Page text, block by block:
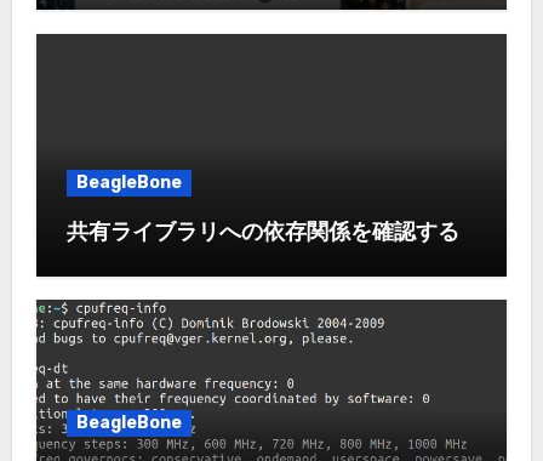
BeagleBone
共有ライブラリへの依存関係を確認する
BeagleBone